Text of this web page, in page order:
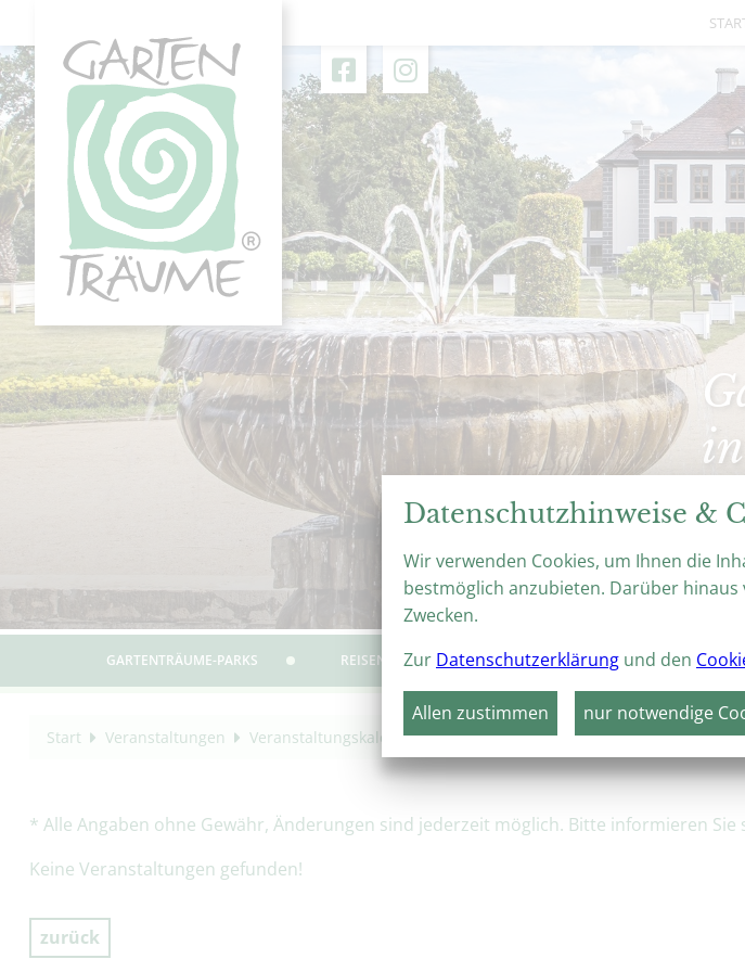
GARTENTRÄUME-PARKS REISEN & ERLEBEN VERANSTALTUNGEN
Start Veranstaltungen Veranstaltungskalender Gartenträume-Picknick "Denn nur von
* Alle Angaben ohne Gewähr, Änderungen sind jederzeit möglich. Bitte informieren Sie
Keine Veranstaltungen gefunden!
zurück
Datenschutzhinweise &
Wir verwenden Cookies, um Ihnen die
bestmöglich anzubieten. Darüber hinaus
Zwecken.
Zur Datenschutzerklärung und den
Allen zustimmen nur notwendige